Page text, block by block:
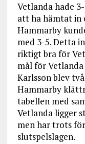
Vetlanda hade
att ha hämtat in
Hammarby
med 3-5. Detta
riktigt bra för
mål för
Karlsson blev
Hammarby
tabellen med
Vetlanda ligger
men har trots
slutspelslagen.